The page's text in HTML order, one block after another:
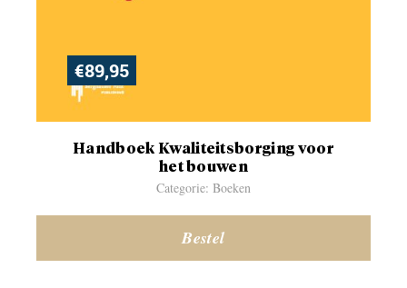
€89,95
Handboek Kwaliteitsborging voor
het bouwen
Categorie: Boeken
Bestel